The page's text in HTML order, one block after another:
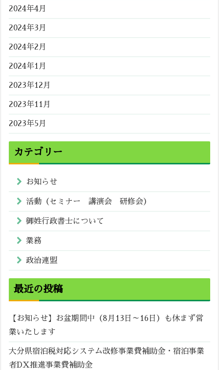
2024年4月
2024年3月
2024年2月
2024年1月
2023年12月
2023年11月
2023年5月
カテゴリー
お知らせ
活動（セミナー 講演会 研修会）
御姓行政書士について
業務
政治連盟
最近の投稿
【お知らせ】お盆期間中（8月13日～16日）も休まず営
業いたします
大分県宿泊税対応システム改修事業費補助金・宿泊事業
者DX推進事業費補助金